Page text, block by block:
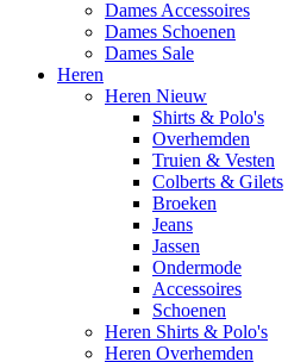
Dames Accessoires
Dames Schoenen
Dames Sale
Heren
Heren Nieuw
Shirts & Polo's
Overhemden
Truien & Vesten
Colberts & Gilets
Broeken
Jeans
Jassen
Ondermode
Accessoires
Schoenen
Heren Shirts & Polo's
Heren Overhemden